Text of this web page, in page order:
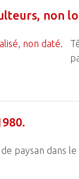
non
paysan dans